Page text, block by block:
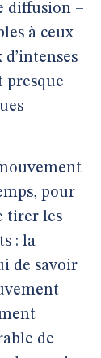
diffusion –
à ceux
presque
pour
tirer les
: la
de savoir
de